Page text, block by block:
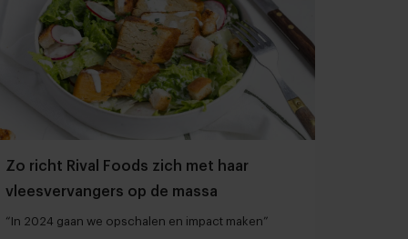
Zo richt Rival Foods zich met haar
vleesvervangers op de massa
“In 2024 gaan we opschalen en impact maken”